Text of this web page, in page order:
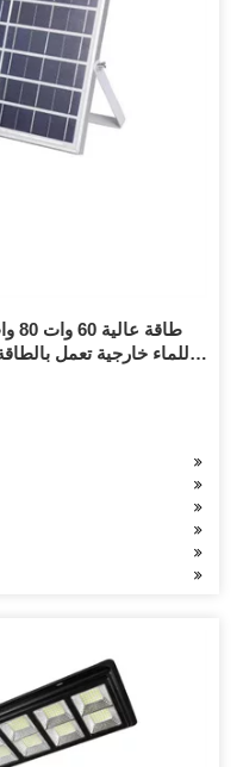
للماء خارجية تعمل